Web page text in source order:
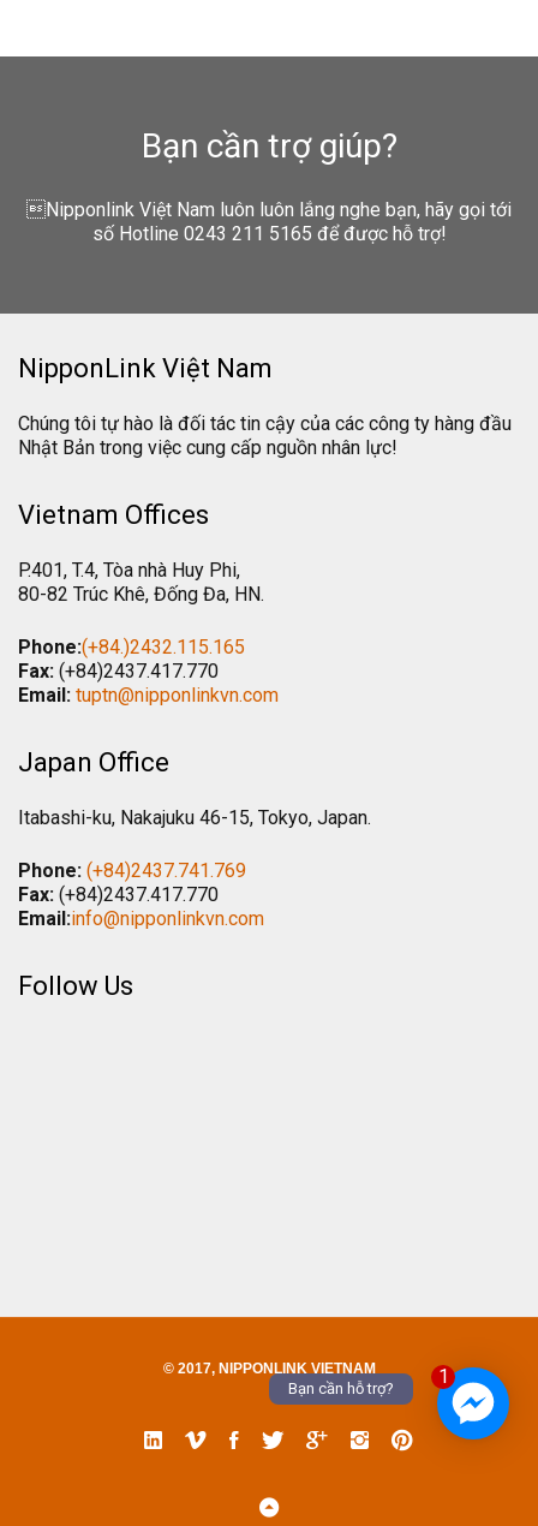
1
Bạn cần hỗ trợ?
Bạn cần trợ giúp?
Nipponlink Việt Nam luôn luôn lắng nghe bạn, hãy gọi tới
số Hotline 0243 211 5165 để được hỗ trợ!
NipponLink Việt Nam
Chúng tôi tự hào là đối tác tin cậy của các công ty hàng đầu
Nhật Bản trong việc cung cấp nguồn nhân lực!
Vietnam Offices
P.401, T.4, Tòa nhà Huy Phi,
80-82 Trúc Khê, Đống Đa, HN.
Phone:(+84.)2432.115.165
Fax: (+84)2437.417.770
Email: tuptn@nipponlinkvn.com
Japan Office
Itabashi-ku, Nakajuku 46-15, Tokyo, Japan.
Phone: (+84)2437.741.769
Fax: (+84)2437.417.770
Email:info@nipponlinkvn.com
Follow Us
© 2017, NIPPONLINK VIETNAM
LinkedVimeoFacebook
TwitterGoogleInstgram
Pinterest
Back